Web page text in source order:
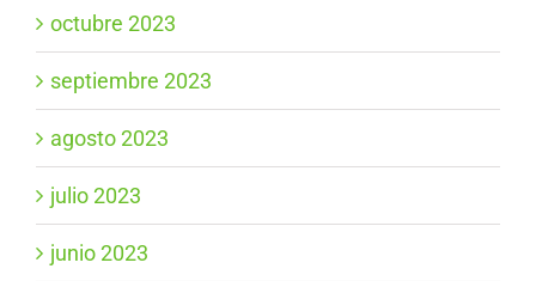
octubre 2023
septiembre 2023
agosto 2023
julio 2023
junio 2023